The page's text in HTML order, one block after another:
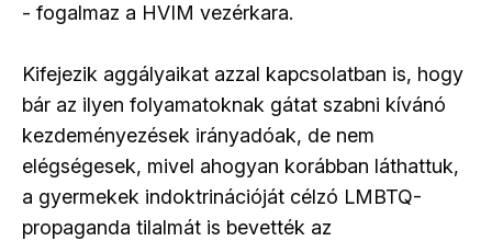
- fogalmaz a HVIM vezérkara.
Kifejezik aggályaikat azzal kapcsolatban is, hogy
bár az ilyen folyamatoknak gátat szabni kívánó
kezdeményezések irányadóak, de nem
elégségesek, mivel ahogyan korábban láthattuk,
a gyermekek indoktrinációját célzó LMBTQ-
propaganda tilalmát is bevették az